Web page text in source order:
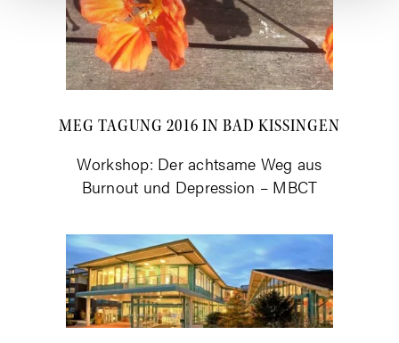
MEG TAGUNG 2016 IN BAD KISSINGEN
Work­shop: Der acht­sa­me Weg aus
Burn­out und Depres­si­on – MBCT